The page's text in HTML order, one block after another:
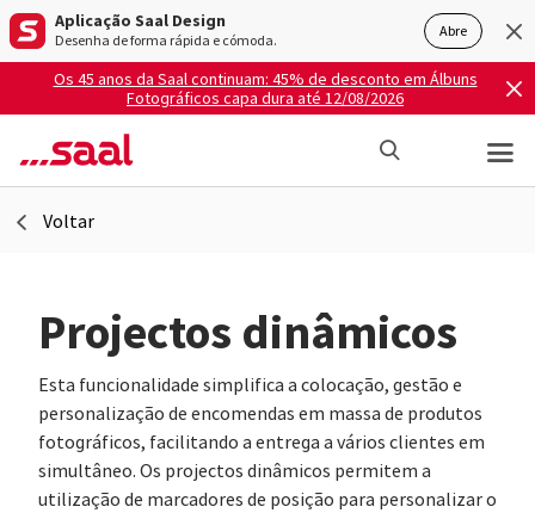
Aplicação Saal Design
Desenha de forma rápida e cómoda. Abre
Os 45 anos da Saal continuam: 45% de desconto em Álbuns
Fotográficos capa dura até 12/08/2026
Voltar
Projectos dinâmicos
Esta funcionalidade simplifica a colocação, gestão e
personalização de encomendas em massa de produtos
fotográficos, facilitando a entrega a vários clientes em
simultâneo. Os projectos dinâmicos permitem a
utilização de marcadores de posição para personalizar o